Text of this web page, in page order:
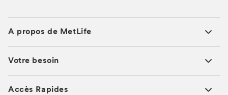
A propos de MetLife
Votre besoin
Accès Rapides